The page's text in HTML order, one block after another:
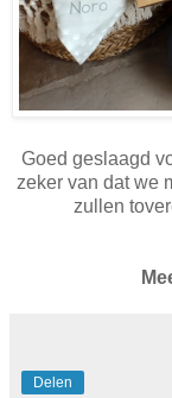
Goed geslaagd
zeker van dat we
zullen
Delen